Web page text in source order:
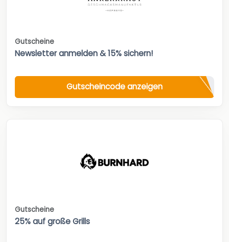
Gutscheine
Newsletter anmelden & 15% sichern!
Gutscheincode anzeigen
Gutscheine
25% auf große Grills